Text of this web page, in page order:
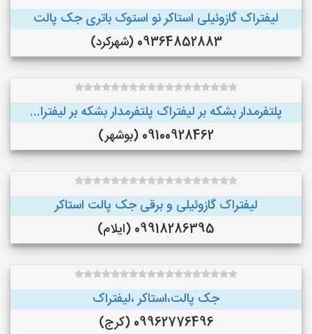
لیفتراک گازوئیلی استاکر نو استوک باتری جک پالت
09364852883 (شهرکرد)
پلتفرمدار بشکه بر لیفتراک پلتفرمدار بشکه بر لیفترا...
09100928462 (بوشهر)
لیفتراک گازوئیلی و برقی جک پالت استاکر
09918286395 (ایلام)
جک پالت،استاکر ،لیفتراک
09962776496 (کرج)